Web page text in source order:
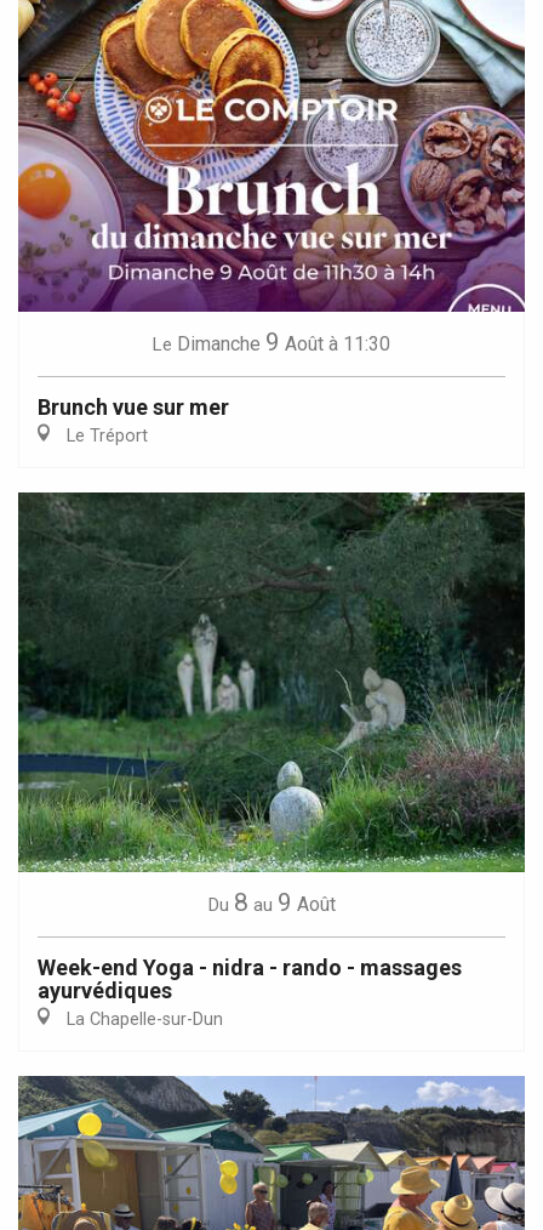
Le Dimanche 9 Août à 11:30
Brunch vue sur mer
Le Tréport
Du 8 au 9 Août
Week-end Yoga - nidra - rando - massages
ayurvédiques
La Chapelle-sur-Dun